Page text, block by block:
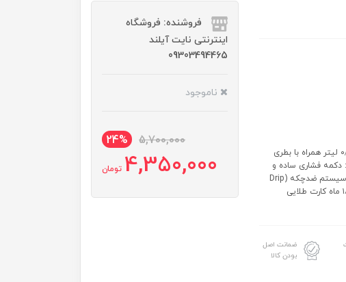
مشخصات: مشخصات فنی توان مصرفی: ۵۰۰ وات ظرفیت: ۰٫۵ لیتر همراه با بطری
کنترل: دکمه فشاری ساده و
کاربردی تیغه: چهار تیغه با طراحی دقیق برای مخلوط‌کردن مؤثر سیستم ضدچکه (Drip
Stop) دسته ایمن (Safety Hand) برای کاربری راحت‌تر گارانتی: ۱۸ ماه کارت طلایی
ضمانت اصل
بودن کالا
فروشنده: فروشگاه
اینترنتی نایت آیلند
09303494465
ناموجود
5,700,000
24%
4,350,000 تومان